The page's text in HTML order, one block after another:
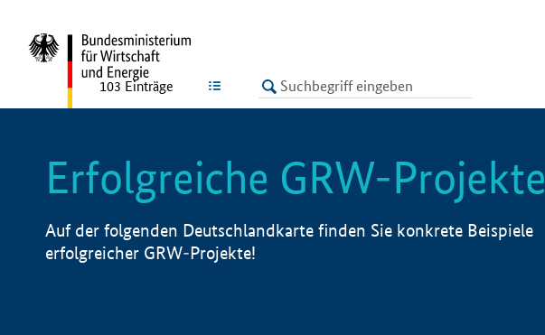
LISTE
103 Einträge
Erfolgreiche GRW-Projekte
Auf der folgenden Deutschlandkarte finden Sie konkrete Beispiele
erfolgreicher GRW-Projekte!